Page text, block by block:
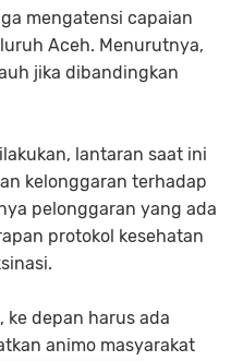
mengatensi capaian
Aceh. Menurutnya,
jika dibandingkan
lantaran saat ini
kelonggaran terhadap
pelonggaran yang ada
protokol kesehatan
ke depan harus ada
animo masyarakat